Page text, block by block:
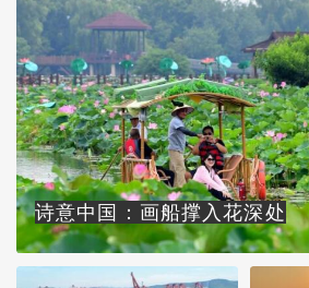
诗意中国：画船撑入花深处